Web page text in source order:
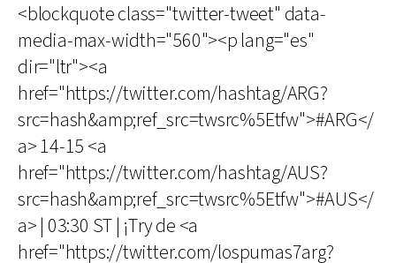
<blockquote class="twitter-tweet" data-
media-max-width="560"><p lang="es"
dir="ltr"><a
href="https://twitter.com/hashtag/ARG?
src=hash&amp;ref_src=twsrc%5Etfw">#ARG</
a> 14-15 <a
href="https://twitter.com/hashtag/AUS?
src=hash&amp;ref_src=twsrc%5Etfw">#AUS</
a> | 03:30 ST | ¡Try de <a
href="https://twitter.com/lospumas7arg?